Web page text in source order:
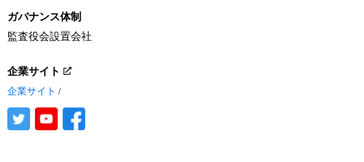
ガバナンス体制
監査役会設置会社
企業サイト
企業サイト /